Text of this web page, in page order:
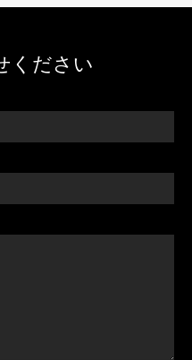
ください